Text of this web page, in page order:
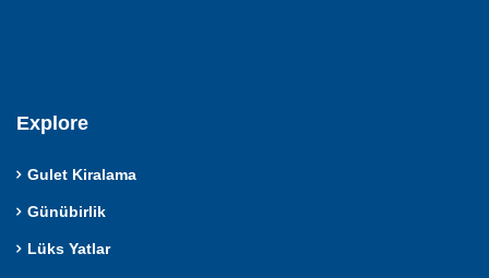
Explore
Gulet Kiralama
Günübirlik
Lüks Yatlar